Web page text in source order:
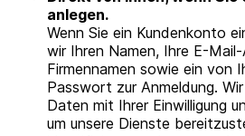
anlegen.
Wenn Sie ein Kundenkonto
wir Ihren Namen, Ihre E-
Firmennamen sowie ein von
Passwort zur Anmeldung.
Daten mit Ihrer Einwilligung
um unsere Dienste